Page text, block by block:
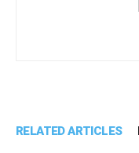
RELATED ARTICLES